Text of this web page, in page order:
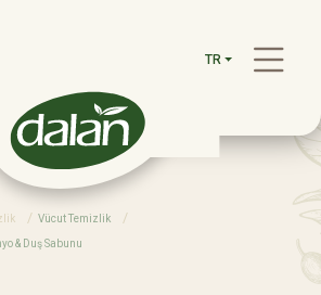
TR
Vücut Temizlik
& Duş Sabunu